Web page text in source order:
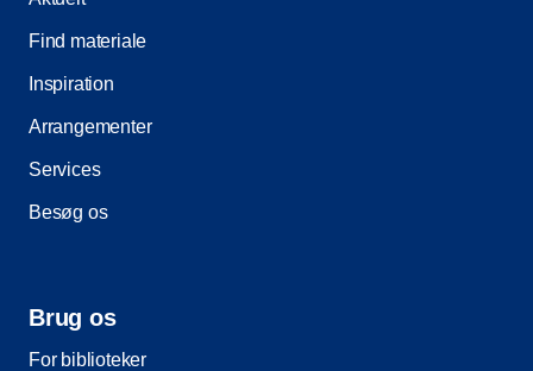
Find materiale
Inspiration
Arrangementer
Services
Besøg os
Brug os
For biblioteker